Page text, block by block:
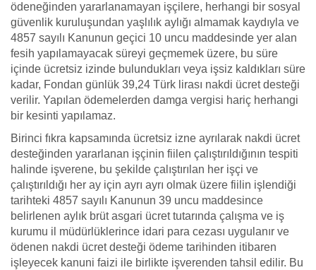
ödeneğinden yararlanamayan işçilere, herhangi bir sosyal
güvenlik kuruluşundan yaşlılık aylığı almamak kaydıyla ve
4857 sayılı Kanunun geçici 10 uncu maddesinde yer alan
fesih yapılamayacak süreyi geçmemek üzere, bu süre
içinde ücretsiz izinde bulundukları veya işsiz kaldıkları süre
kadar, Fondan günlük 39,24 Türk lirası nakdi ücret desteği
verilir. Yapılan ödemelerden damga vergisi hariç herhangi
bir kesinti yapılamaz.
Birinci fıkra kapsamında ücretsiz izne ayrılarak nakdi ücret
desteğinden yararlanan işçinin fiilen çalıştırıldığının tespiti
halinde işverene, bu şekilde çalıştırılan her işçi ve
çalıştırıldığı her ay için ayrı ayrı olmak üzere fiilin işlendiği
tarihteki 4857 sayılı Kanunun 39 uncu maddesince
belirlenen aylık brüt asgari ücret tutarında çalışma ve iş
kurumu il müdürlüklerince idari para cezası uygulanır ve
ödenen nakdi ücret desteği ödeme tarihinden itibaren
işleyecek kanuni faizi ile birlikte işverenden tahsil edilir. Bu